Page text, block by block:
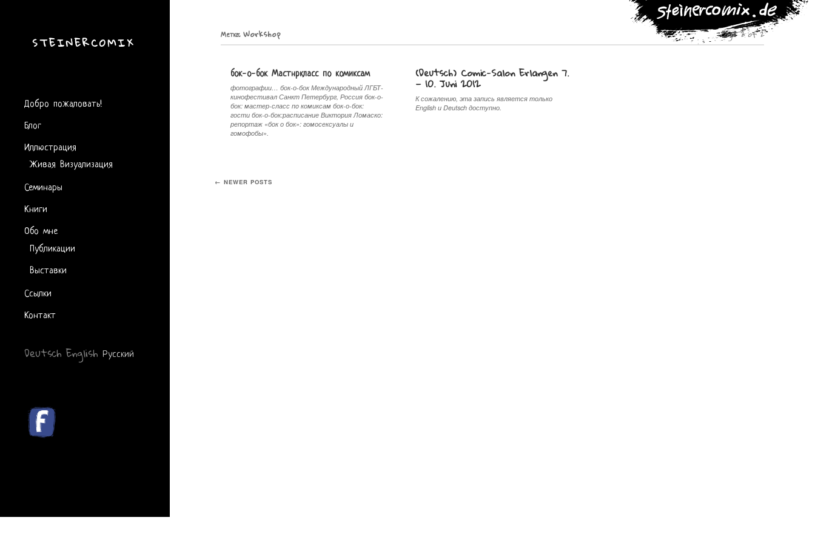
STEINERCOMIX
Добро пожаловать!
Блог
Иллюстрация
Живая Визуализация
Семинары
Книги
Обо мне
Публикации
Выставки
Ссылки
Контакт
Deutsch English Русский
Метка:Workshop Page 2 of 2
бок-о-бок Мастнркласс по комиксам
фотографии… бок-о-бок Международный ЛГБТ-
кинофестивал Санкт Петербург, Россия бок-о-
бок: мастер-сласс пo комиксам бок-о-бок:
гости бок-о-бок:расписание Виктория Ломаско:
репортaж «бок о бок»: гомосексуалы и
гомофобы».
(Deutsch) Comic-Salon Erlangen 7.
— 10. Juni 2012
К сожалению, эта запись является только
English и Deutsch доступно.
← NEWER POSTS